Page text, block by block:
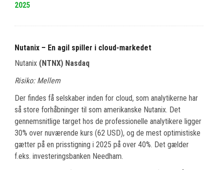
2025
Nutanix – En agil spiller i cloud-markedet
Nutanix (NTNX) Nasdaq
Risiko: Mellem
Der findes få selskaber inden for cloud, som analytikerne har
så store forhåbninger til som amerikanske Nutanix. Det
gennemsnitlige target hos de professionelle analytikere ligger
30% over nuværende kurs (62 USD), og de mest optimistiske
gætter på en prisstigning i 2025 på over 40%. Det gælder
f.eks. investeringsbanken Needham.